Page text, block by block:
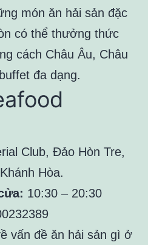
món ăn hải sản đặc
có thể thưởng thức
cách Châu Âu, Châu
đa dạng.
Club, Đảo Hòn Tre,
Hòa.
10:30 – 20:30
vấn đề ăn hải sản gì ở